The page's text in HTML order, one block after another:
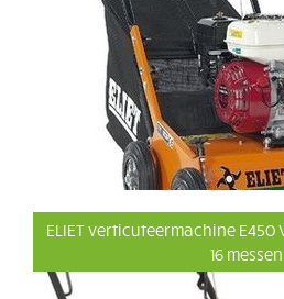
ELIET verticuteermachine E450
16 messen